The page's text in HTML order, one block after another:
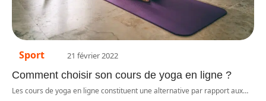
Sport 21 février 2022
Comment choisir son cours de yoga en ligne ?
Les cours de yoga en ligne constituent une alternative par rapport aux…